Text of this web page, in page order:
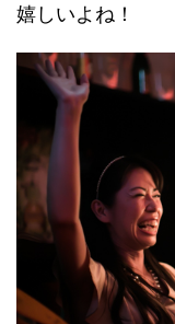
嬉しいよね！